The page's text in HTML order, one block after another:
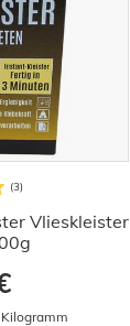
Vlieskleister